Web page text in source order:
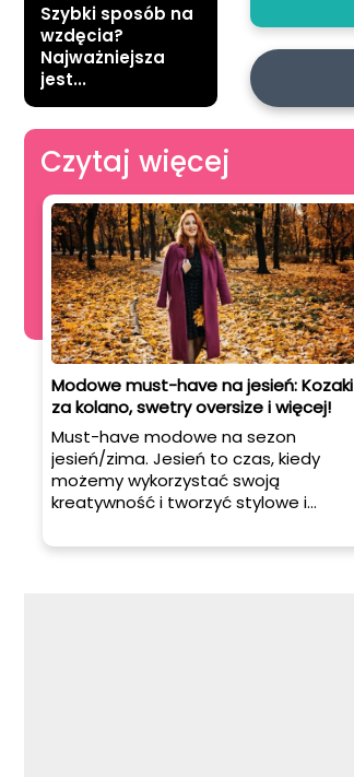
Szybki sposób na
wzdęcia?
Najważniejsza
jest...
Czytaj więcej
Modowe must-have na jesień: Kozaki
za kolano, swetry oversize i więcej!
Must-have modowe na sezon
jesień/zima. Jesień to czas, kiedy
możemy wykorzystać swoją
kreatywność i tworzyć stylowe i
najnowsze trendy, które warto mieć